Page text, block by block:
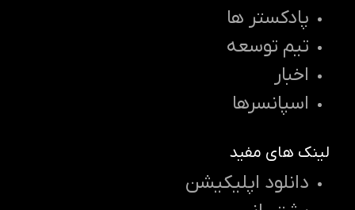
پادکستر ها
تیم توسعه
اخبار
اسپانسرها
لینک های مفید
دانلود اپلیکیشن